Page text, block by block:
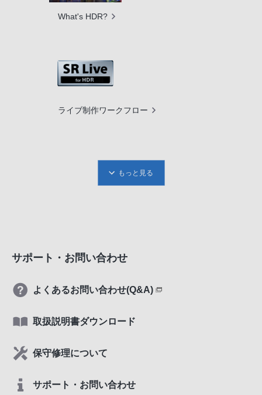
What's HDR?
ライブ制作ワークフロー
もっと見る
サポート・お問い合わせ
よくあるお問い合わせ(Q&A)
取扱説明書ダウンロード
保守修理について
サポート・お問い合わせ